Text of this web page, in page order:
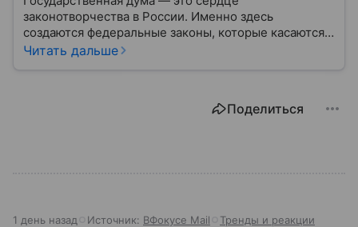
законотворчества в России. Именно здесь
создаются федеральные законы, которые касаются
жизни каждого гражданина: от образования и
Читать дальше
Поделиться
1 день назад Источник: ВФокусе Mail Тренды и реакции